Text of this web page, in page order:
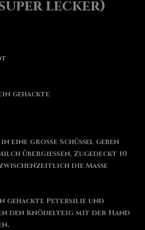
lecker)
gehackte
eine große Schüssel geben
übergießen, Zugedeckt 10
die Masse
gehackte Petersilie und
den Knödelteig mit der Hand